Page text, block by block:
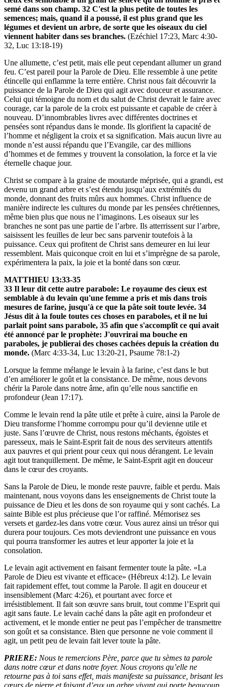
semé dans son champ. 32 C'est la plus petite de toutes les
semences; mais, quand il a poussé, il est plus grand que les
légumes et devient un arbre, de sorte que les oiseaux du ciel
viennent habiter dans ses branches. (Ezéchiel 17:23, Marc 4:30-
32, Luc 13:18-19)
Une allumette, c’est petit, mais elle peut cependant allumer un grand
feu. C’est pareil pour la Parole de Dieu. Elle ressemble à une petite
étincelle qui enflamme la terre entière. Christ nous fait découvrir la
puissance de la Parole de Dieu qui agit avec douceur et assurance.
Celui qui témoigne du nom et du salut de Christ devrait le faire avec
courage, car la parole de la croix est puissante et capable de créer à
nouveau. D’innombrables livres avec différentes doctrines et
pensées sont répandus dans le monde. Ils glorifient la capacité de
l’homme et négligent la croix et sa signification. Mais aucun livre au
monde n’est aussi répandu que l’Evangile, car des millions
d’hommes et de femmes y trouvent la consolation, la force et la vie
éternelle chaque jour.
Christ se compare à la graine de moutarde méprisée, qui a grandi, est
devenu un grand arbre et s’est étendu jusqu’aux extrémités du
monde, donnant des fruits mûrs aux hommes. Christ influence de
manière indirecte les cultures du monde par les pensées chrétiennes,
même bien plus que nous ne l’imaginons. Les oiseaux sur les
branches ne sont pas une partie de l’arbre. Ils atterrissent sur l’arbre,
saisissent les feuilles de leur bec sans parvenir toutefois à la
puissance. Ceux qui profitent de Christ sans demeurer en lui leur
ressemblent. Mais quiconque croit en lui et s’imprègne de sa parole,
expérimentera la paix, la joie et la bonté dans son cœur.
MATTHIEU 13:33-35
33 Il leur dit cette autre parabole: Le royaume des cieux est
semblable à du levain qu'une femme a pris et mis dans trois
mesures de farine, jusqu'à ce que la pâte soit toute levée. 34
Jésus dit à la foule toutes ces choses en paraboles, et il ne lui
parlait point sans parabole, 35 afin que s'accomplît ce qui avait
été annoncé par le prophète: J'ouvrirai ma bouche en
paraboles, je publierai des choses cachées depuis la création du
monde. (Marc 4:33-34, Luc 13:20-21, Psaume 78:1-2)
Lorsque la femme mélange le levain à la farine, c’est dans le but
d’en améliorer le goût et la consistance. De même, nous devons
chérir la Parole dans notre âme, afin qu’elle nous sanctifie en
profondeur (Jean 17:17).
Comme le levain rend la pâte utile et prête à cuire, ainsi la Parole de
Dieu transforme l’homme corrompu pour qu’il devienne utile et
juste. Sans l’œuvre de Christ, nous restons méchants, égoïstes et
paresseux, mais le Saint-Esprit fait de nous des serviteurs attentifs
aux pauvres et qui prient pour ceux qui nous dérangent. Le levain
agit tout tranquillement. De même, le Saint-Esprit agit en douceur
dans le cœur des croyants.
Sans la Parole de Dieu, le monde reste pauvre, faible et perdu. Mais
maintenant, nous voyons dans les enseignements de Christ toute la
puissance de Dieu et les dons de son royaume qui y sont cachés. La
sainte Bible est plus précieuse que l’or raffiné. Mémorisez ses
versets et gardez-les dans votre cœur. Vous aurez ainsi un trésor qui
durera pour toujours. Ces mots deviendront une puissance en vous
qui pourra transformer les autres et leur apporter la joie et la
consolation.
Le levain agit activement en faisant fermenter toute la pâte. «La
Parole de Dieu est vivante et efficace» (Hébreux 4:12). Le levain
fait rapidement effet, tout comme la Parole. Il agit en douceur et
insensiblement (Marc 4:26), et pourtant avec force et
irrésistiblement. Il fait son œuvre sans bruit, tout comme l’Esprit qui
agit sans faute. Le levain caché dans la pâte agit en profondeur et
activement, et le monde entier ne peut pas l’empêcher de transmettre
son goût et sa consistance. Bien que personne ne voie comment il
agit, un petit peu de levain fait lever toute la pâte.
PRIERE: Nous te remercions Père, parce que tu sèmes ta parole
dans notre cœur et dans notre foyer. Nous croyons qu’elle ne
retourne pas à toi sans effet, mais manifeste sa puissance, brisant les
cœurs de pierre et faisant d’eux un arbre vivant qui porte beaucoup